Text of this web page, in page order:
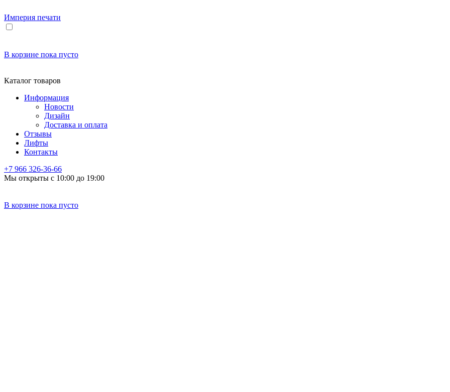
Империя печати
В корзине пока пусто
Каталог товаров
Информация
Новости
Дизайн
Доставка и оплата
Отзывы
Лифты
Контакты
+7 966 326-36-66
Мы открыты с 10:00 до 19:00
В корзине пока пусто